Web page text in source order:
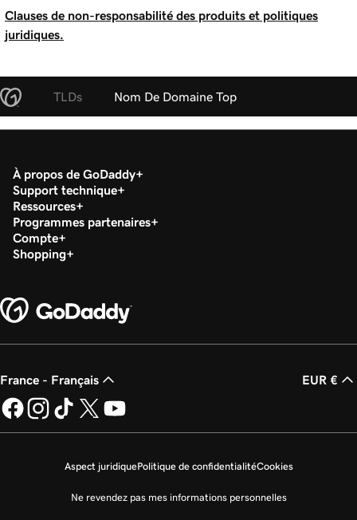
Clauses de non-responsabilité des produits et politiques
juridiques.
TLDs Nom De Domaine Top
À propos de GoDaddy
Support technique
Ressources
Programmes partenaires
Compte
Shopping
France - Français EUR €
Aspect juridiquePolitique de confidentialitéCookies
Ne revendez pas mes informations personnelles